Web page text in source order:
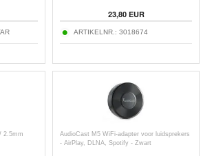
23,80EUR
ARTIKELNR.: 3018674
2.5mm
AudioCast M5 WiFi-adapter voor luidsprekers
- AirPlay, DLNA, Spotify - Zwart